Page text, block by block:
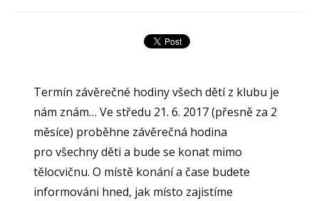
Termín závěrečné hodiny všech dětí z klubu je
nám znám… Ve středu 21. 6. 2017 (přesně za 2
měsíce) proběhne závěrečná hodina
pro všechny děti a bude se konat mimo
tělocvičnu. O místě konání a čase budete
informováni hned, jak místo zajistíme